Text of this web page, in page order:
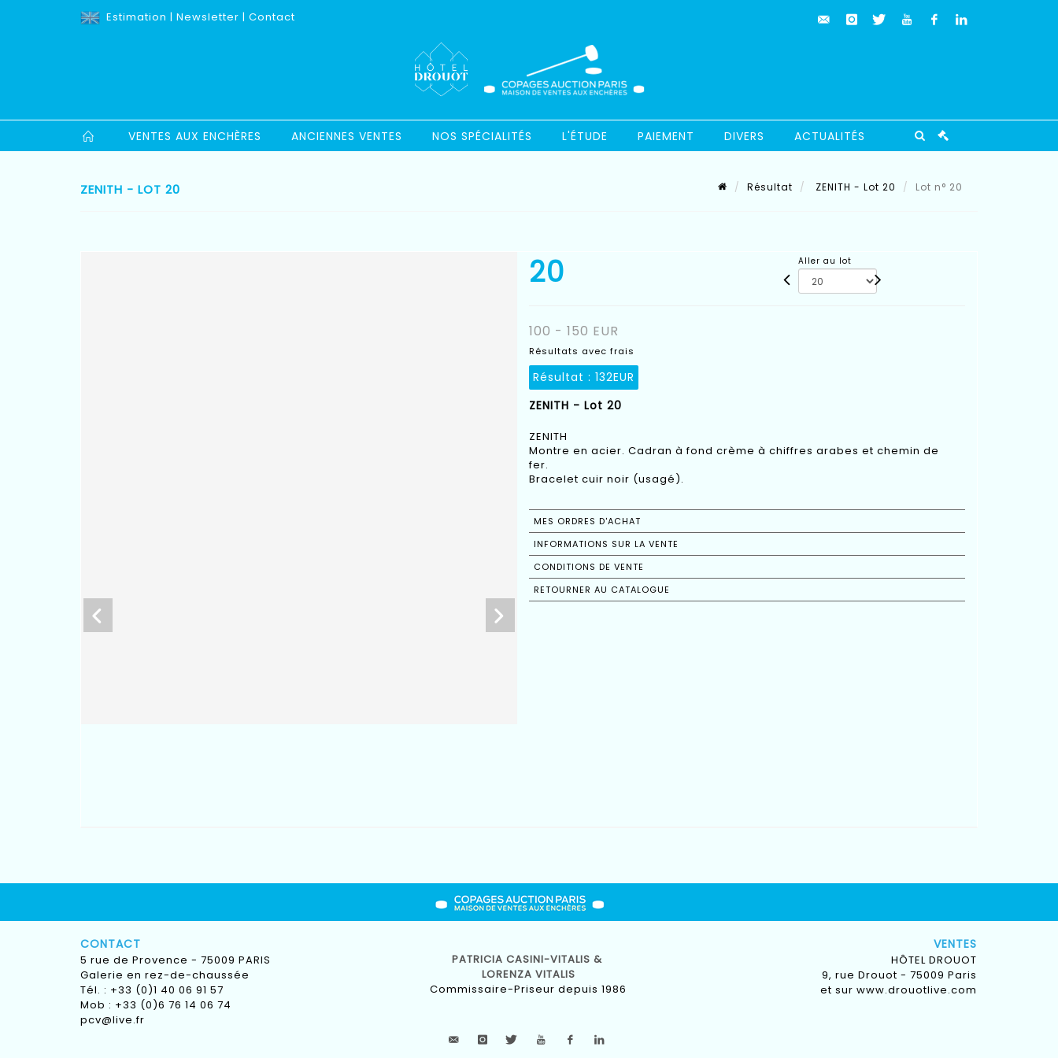
Estimation | Newsletter | Contact
VENTES AUX ENCHÈRES ANCIENNES VENTES NOS SPÉCIALITÉS L'ÉTUDE PAIEMENT DIVERS ACTUALITÉS
ZENITH - LOT 20 Résultat ZENITH - Lot 20 Lot n° 20
20 Aller au lot
100 - 150 EUR
Résultats avec frais
Résultat : 132EUR
ZENITH - Lot 20
ZENITH
Montre en acier. Cadran à fond crème à chiffres arabes et chemin de
fer.
Bracelet cuir noir (usagé).
MES ORDRES D'ACHAT
INFORMATIONS SUR LA VENTE
CONDITIONS DE VENTE
RETOURNER AU CATALOGUE
CONTACT
5 rue de Provence - 75009 PARIS
Galerie en rez-de-chaussée
Tél. : +33 (0)1 40 06 91 57
Mob : +33 (0)6 76 14 06 74
pcv@live.fr
PATRICIA CASINI-VITALIS &
LORENZA VITALIS
Commissaire-Priseur depuis 1986
VENTES
HÔTEL DROUOT
9, rue Drouot - 75009 Paris
et sur www.drouotlive.com